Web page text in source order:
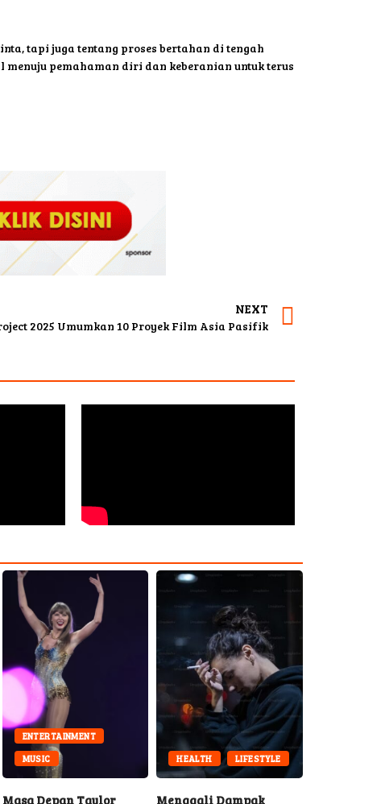
tapi juga tentang proses bertahan di tengah
pemahaman diri dan keberanian untuk terus
NEXT
2025 Umumkan 10 Proyek Film Asia Pasifik
Taylor
LIFESTYLE
Menggali Dampak
GAME
Timnas MLBB Putra